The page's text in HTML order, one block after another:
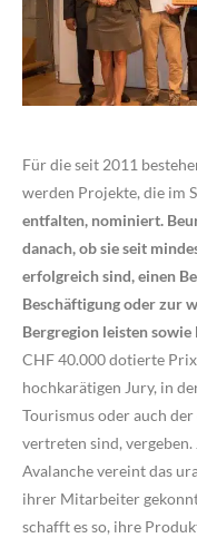
Für die seit 2011
werden Projekte, die im
entfalten, nominiert.
danach, ob sie seit
erfolgreich sind, einen
Beschäftigung oder zur
Bergregion leisten
CHF 40.000 dotierte
hochkarätigen Jury, in
Tourismus oder auch
vertreten sind,
Avalanche vereint das
ihrer Mitarbeiter
schafft es so, ihre